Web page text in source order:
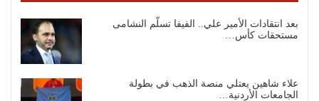
بعد انتقادات الأمير علي.. الفيفا تسلّم النشامى
مستحقات كأس…
علاء شاهين يعتلي منصة الذهب في بطولة
الجامعات الأردنية…